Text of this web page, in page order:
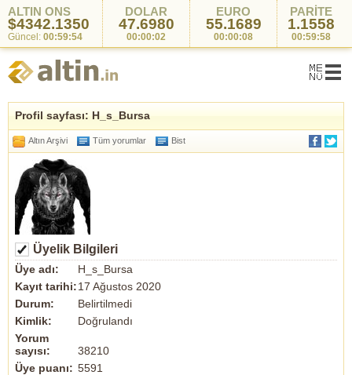
ALTIN ONS
$4342.1350
Güncel: 00:59:54
DOLAR
47.6980
00:00:02
EURO
55.1689
00:00:08
PARİTE
1.1558
00:59:58
Profil sayfası: H_s_Bursa
Altın Arşivi Tüm yorumlar Bist
Üyelik Bilgileri
Üye adı:
H_s_Bursa
Kayıt tarihi:17 Ağustos 2020
Durum:
Belirtilmedi
Kimlik:
Doğrulandı
Yorum
sayısı:
38210
Üye puanı: 5591